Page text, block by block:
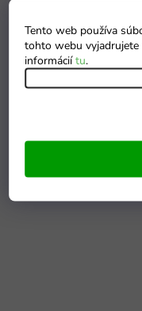
Tento web používa
tohto webu vyjadrujete
informáciítu.